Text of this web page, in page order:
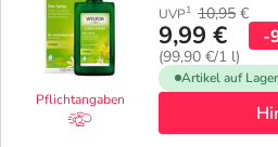
Pflichtangaben
UVP1 10,95 €
9,99 €
(99,90 €/1 l)
-
Artikel auf Lager